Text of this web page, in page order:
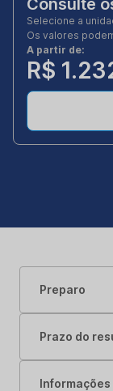
Consulte
Selecione a
Os valores
A partir de:
R$
Preparo
Prazo do